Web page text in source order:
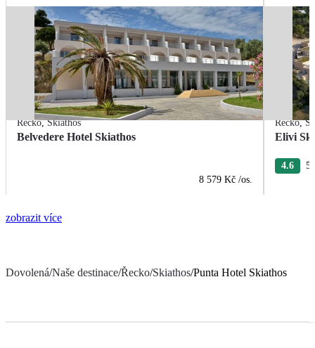
Řecko,Skiathos
Belvedere Hotel Skiathos
8 579 Kč /os.
Řecko,
Elivi
4.6 5
zobrazit více
Dovolená/Naše destinace/Řecko/Skiathos/Punta Hotel Skiathos